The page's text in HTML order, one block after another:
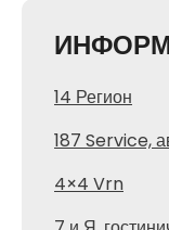
14 Регион
187 Service,
4×4 Vrn